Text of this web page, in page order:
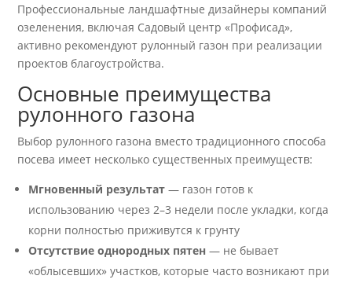
Профессиональные ландшафтные дизайнеры компаний
озеленения, включая Садовый центр «Профисад»,
активно рекомендуют рулонный газон при реализации
проектов благоустройства.
Основные преимущества
рулонного газона
Выбор рулонного газона вместо традиционного способа
посева имеет несколько существенных преимуществ:
Мгновенный результат — газон готов к
использованию через 2–3 недели после укладки, когда
корни полностью приживутся к грунту
Отсутствие однородных пятен — не бывает
«облысевших» участков, которые часто возникают при